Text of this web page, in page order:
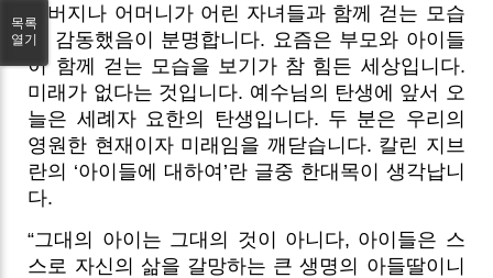
아버지나 어머니가 어린 자녀들과 함께 걷는 모습
에 감동했음이 분명합니다. 요즘은 부모와 아이들
이 함께 걷는 모습을 보기가 참 힘든 세상입니다.
미래가 없다는 것입니다. 예수님의 탄생에 앞서 오
늘은 세례자 요한의 탄생입니다. 두 분은 우리의
영원한 현재이자 미래임을 깨닫습니다. 칼린 지브
란의 ‘아이들에 대하여’란 글중 한대목이 생각납니
다.
“그대의 아이는 그대의 것이 아니다, 아이들은 스
스로 자신의 삶을 갈망하는 큰 생명의 아들딸이니
목록
열기